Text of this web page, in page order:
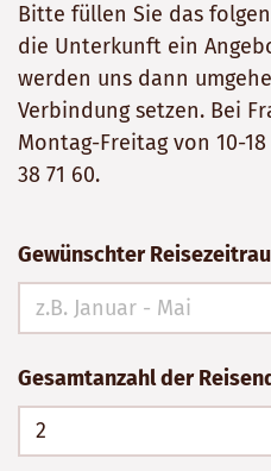
Bitte füllen Sie das
die Unterkunft ein
werden uns dann
Verbindung setzen. Bei
Montag-Freitag von 10-
38 71 60.
Bitte
nicht
ausfüllen!
Gewünschter
Gesamtanzahl der